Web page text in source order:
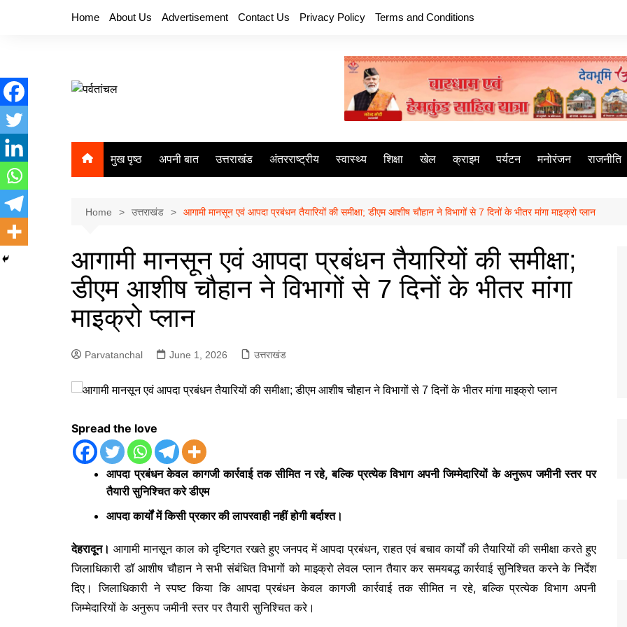
Home About Us Advertisement Contact Us Privacy Policy Terms and Conditions
मुख पृष्ठ अपनी बात उत्तराखंड अंतरराष्ट्रीय स्वास्थ्य शिक्षा खेल क्राइम पर्यटन मनोरंजन राजनीति
Home उत्तराखंड आगामी मानसून एवं आपदा प्रबंधन तैयारियों की समीक्षा; डीएम आशीष चौहान ने विभागों से 7 दिनों के भीतर मांगा माइक्रो प्लान
आगामी मानसून एवं आपदा प्रबंधन तैयारियों की समीक्षा;
डीएम आशीष चौहान ने विभागों से 7 दिनों के भीतर मांगा
माइक्रो प्लान
Parvatanchal June 1, 2026 उत्तराखंड
Spread the love
आपदा प्रबंधन केवल कागजी कार्रवाई तक सीमित न रहे, बल्कि प्रत्येक विभाग अपनी जिम्मेदारियों के अनुरूप जमीनी स्तर पर
तैयारी सुनिश्चित करे डीएम
आपदा कार्यों में किसी प्रकार की लापरवाही नहीं होगी बर्दाश्त।
देहरादून। आगामी मानसून काल को दृष्टिगत रखते हुए जनपद में आपदा प्रबंधन, राहत एवं बचाव कार्यों की तैयारियों की समीक्षा करते हुए
जिलाधिकारी डॉ आशीष चौहान ने सभी संबंधित विभागों को माइक्रो लेवल प्लान तैयार कर समयबद्ध कार्रवाई सुनिश्चित करने के निर्देश
दिए। जिलाधिकारी ने स्पष्ट किया कि आपदा प्रबंधन केवल कागजी कार्रवाई तक सीमित न रहे, बल्कि प्रत्येक विभाग अपनी
जिम्मेदारियों के अनुरूप जमीनी स्तर पर तैयारी सुनिश्चित करे।